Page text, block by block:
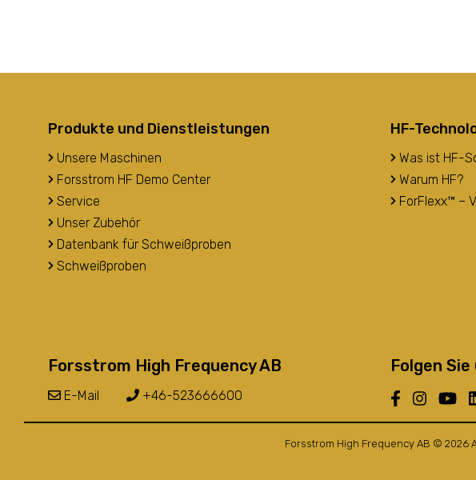
Produkte und Dienstleistungen
Unsere Maschinen
Forsstrom HF Demo Center
Service
Unser Zubehör
Datenbank für Schweißproben
Schweißproben
HF-
Was ist HF-
Warum HF?
ForFlexx™ –
Forsstrom High Frequency AB
E-Mail +46-523666600
Folgen
Forsstrom High Frequency AB © 2026